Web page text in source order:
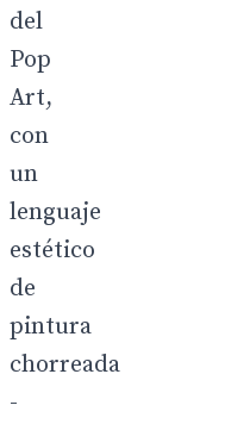
del
Pop
Art,
con
un
lenguaje
estético
de
pintura
chorreada
-